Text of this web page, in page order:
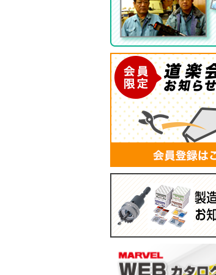
ツールバッグ
帆布シリーズ
現場用ゴミ箱
蛍光灯・モールバッグ
手袋
パーツボックス
電工バケツ
ケーブルタイホルダー
マルチポーチ